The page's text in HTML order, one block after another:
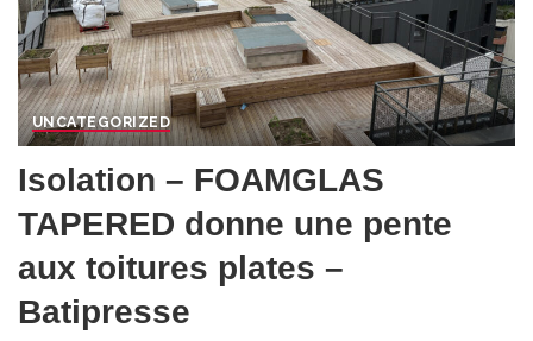
UNCATEGORIZED
Isolation – FOAMGLAS
TAPERED donne une pente
aux toitures plates –
Batipresse